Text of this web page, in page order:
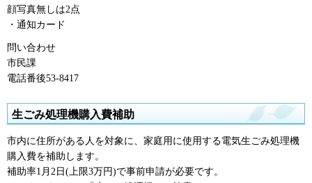
顔写真無しは2点
・通知カード
問い合わせ
市民課
電話番後53-8417
生ごみ処理機購入費補助
市内に住所がある人を対象に、家庭用に使用する電気生ごみ処理機
購入費を補助します。
補助率1月2日(上限3万円)で事前申請が必要です。